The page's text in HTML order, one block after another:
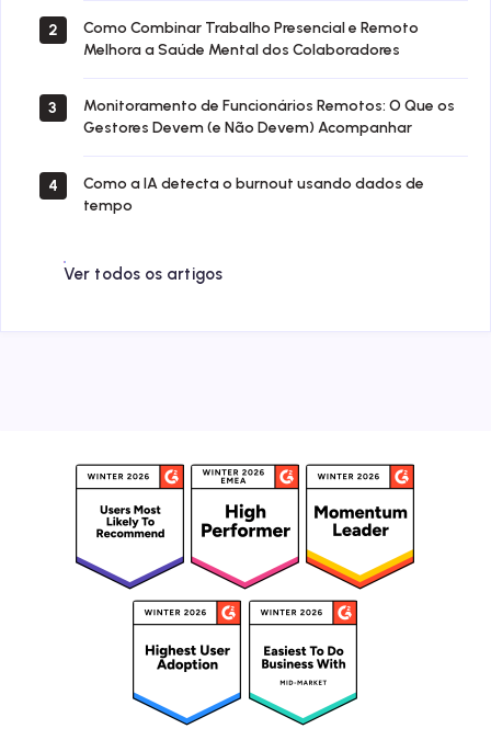
2
Como Combinar Trabalho Presencial e Remoto
Melhora a Saúde Mental dos Colaboradores
3
Monitoramento de Funcionários Remotos: O Que os
Gestores Devem (e Não Devem) Acompanhar
4
Como a IA detecta o burnout usando dados de
tempo
Ver todos os artigos